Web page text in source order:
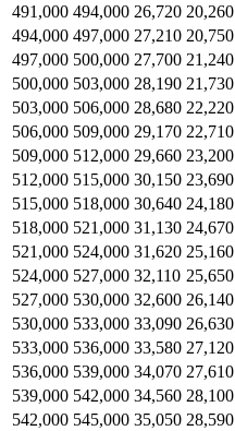
491,000 494,000 26,720 20,260
494,000 497,000 27,210 20,750
497,000 500,000 27,700 21,240
500,000 503,000 28,190 21,730
503,000 506,000 28,680 22,220
506,000 509,000 29,170 22,710
509,000 512,000 29,660 23,200
512,000 515,000 30,150 23,690
515,000 518,000 30,640 24,180
518,000 521,000 31,130 24,670
521,000 524,000 31,620 25,160
524,000 527,000 32,110 25,650
527,000 530,000 32,600 26,140
530,000 533,000 33,090 26,630
533,000 536,000 33,580 27,120
536,000 539,000 34,070 27,610
539,000 542,000 34,560 28,100
542,000 545,000 35,050 28,590